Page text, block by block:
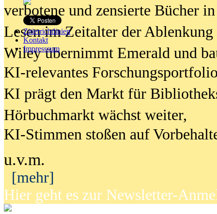
Zitierrichtlinien
Kontakt
Impresssum
verbotene und zensierte Bücher
Lesen im Zeitalter der Ablenkung
Wiley übernimmt Emerald und
KI-relevantes
KI prägt den Markt für
Hörbuchmarkt wächst weiter,
KI-Stimmen stoßen auf
u.v.m.
[mehr]
Hier geht es zur Newsletter-